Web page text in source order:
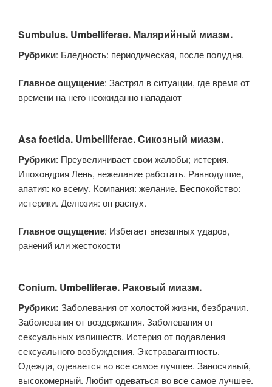
Sumbulus. Umbelliferaе. Малярийный миазм.
Рубрики: Бледность: периодическая, после полудня.
Главное ощущение: Застрял в ситуации, где время от
времени на него неожиданно нападают
Asa foetida. Umbelliferae. Сикозный миазм.
Рубрики: Преувеличивает свои жалобы; истерия.
Ипохондрия Лень, нежелание работать. Равнодушие,
апатия: ко всему. Компания: желание. Беспокойство:
истерики. Делюзия: он распух.
Главное ощущение: Избегает внезапных ударов,
ранений или жестокости
Conium. Umbelliferae. Раковый миазм.
Рубрики: Заболевания от холостой жизни, безбрачия.
Заболевания от воздержания. Заболевания от
сексуальных излишеств. Истерия от подавления
сексуального возбуждения. Экстравагантность.
Одежда, одевается во все самое лучшее. Заносчивый,
высокомерный. Любит одеваться во все самое лучшее.